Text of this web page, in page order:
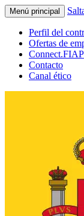
Menú principal
Perfil del
Ofertas de
Connect.FIAP
Contacto
Canal ético